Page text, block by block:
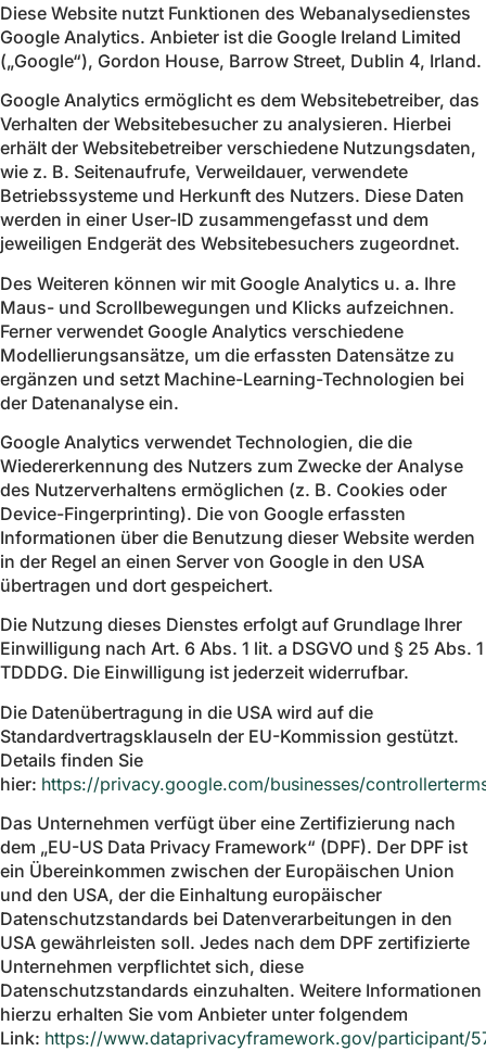
Diese Website nutzt Funktionen des Webanalysedienstes
Google Analytics. Anbieter ist die Google Ireland Limited
(„Google“), Gordon House, Barrow Street, Dublin 4, Irland.
Google Analytics ermöglicht es dem Websitebetreiber, das
Verhalten der Websitebesucher zu analysieren. Hierbei
erhält der Websitebetreiber verschiedene Nutzungsdaten,
wie z. B. Seitenaufrufe, Verweildauer, verwendete
Betriebssysteme und Herkunft des Nutzers. Diese Daten
werden in einer User-ID zusammengefasst und dem
jeweiligen Endgerät des Websitebesuchers zugeordnet.
Des Weiteren können wir mit Google Analytics u. a. Ihre
Maus- und Scrollbewegungen und Klicks aufzeichnen.
Ferner verwendet Google Analytics verschiedene
Modellierungsansätze, um die erfassten Datensätze zu
ergänzen und setzt Machine-Learning-Technologien bei
der Datenanalyse ein.
Google Analytics verwendet Technologien, die die
Wiedererkennung des Nutzers zum Zwecke der Analyse
des Nutzerverhaltens ermöglichen (z. B. Cookies oder
Device-Fingerprinting). Die von Google erfassten
Informationen über die Benutzung dieser Website werden
in der Regel an einen Server von Google in den USA
übertragen und dort gespeichert.
Die Nutzung dieses Dienstes erfolgt auf Grundlage Ihrer
Einwilligung nach Art. 6 Abs. 1 lit. a DSGVO und § 25 Abs. 1
TDDDG. Die Einwilligung ist jederzeit widerrufbar.
Die Datenübertragung in die USA wird auf die
Standardvertragsklauseln der EU-Kommission gestützt.
Details finden Sie
hier: https://privacy.google.com/businesses/
Das Unternehmen verfügt über eine Zertifizierung nach
dem „EU-US Data Privacy Framework“ (DPF). Der DPF ist
ein Übereinkommen zwischen der Europäischen Union
und den USA, der die Einhaltung europäischer
Datenschutzstandards bei Datenverarbeitungen in den
USA gewährleisten soll. Jedes nach dem DPF zertifizierte
Unternehmen verpflichtet sich, diese
Datenschutzstandards einzuhalten. Weitere Informationen
hierzu erhalten Sie vom Anbieter unter folgendem
Link: https://www.dataprivacyframework.gov/participant/